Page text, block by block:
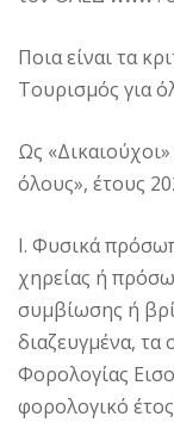
Ποια είναι τα
Τουρισμός για
Ως
όλους», έτους
Ι. Φυσικά
χηρείας ή
συμβίωσης ή
διαζευγμένα,
Φορολογίας
φορολογικό